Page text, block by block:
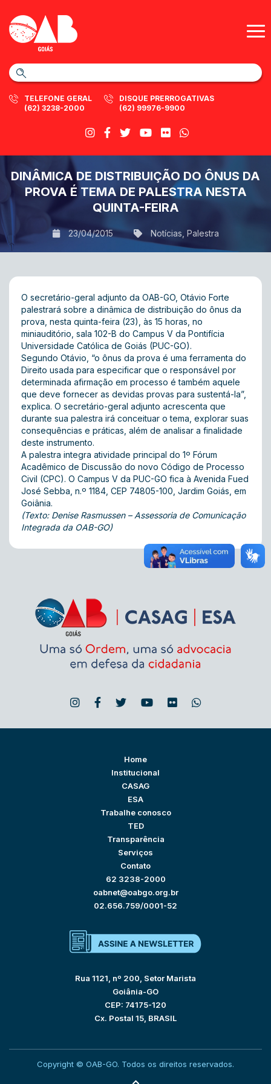
TELEFONE GERAL
(62) 3238-2000
DISQUE PRERROGATIVAS
(62) 99976-9900
DINÂMICA DE DISTRIBUIÇÃO DO ÔNUS DA
PROVA É TEMA DE PALESTRA NESTA
QUINTA-FEIRA
23/04/2015 Notícias Palestra
O secretário-geral adjunto da OAB-GO, Otávio Forte
palestrará sobre a dinâmica de distribuição do ônus da
prova, nesta quinta-feira (23), às 15 horas, no
miniauditório, sala 102-B do Campus V da Pontifícia
Universidade Católica de Goiás (PUC-GO).
Segundo Otávio, “o ônus da prova é uma ferramenta do
Direito usada para especificar que o responsável por
determinada afirmação em processo é também aquele
que deve fornecer as devidas provas para sustentá-la”,
explica. O secretário-geral adjunto acrescenta que
durante sua palestra irá conceituar o tema, explorar suas
consequências e práticas, além de analisar a finalidade
deste instrumento.
A palestra integra atividade principal do 1º Fórum
Acadêmico de Discussão do novo Código de Processo
Civil (CPC). O Campus V da PUC-GO fica à Avenida Fued
José Sebba, n.º 1184, CEP 74805-100, Jardim Goiás, em
Goiânia.
(Texto: Denise Rasmussen – Assessoria de Comunicação
Integrada da OAB-GO)
Home
Institucional
CASAG
ESA
Trabalhe conosco
TED
Transparência
Serviços
Contato
62 3238-2000
oabnet@oabgo.org.br
02.656.759/0001-52
Rua 1121, nº 200, Setor Marista
Goiânia-GO
CEP: 74175-120
Cx. Postal 15, BRASIL
Copyright © OAB-GO. Todos os direitos reservados.